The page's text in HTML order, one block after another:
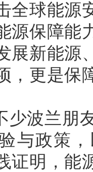
全球能源
源保障能
展新能源
，更是保
少波兰朋
与政策
证明，能